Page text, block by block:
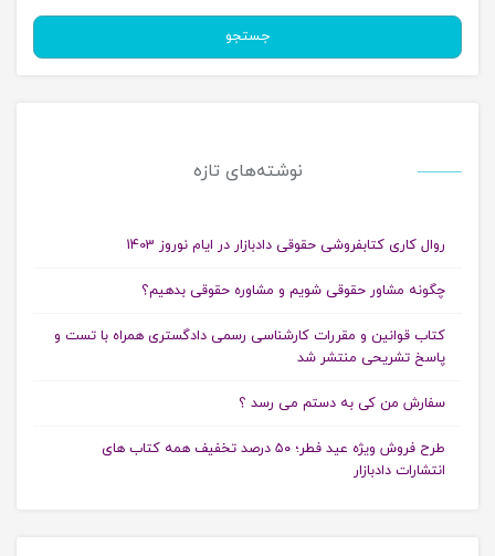
جستجو
نوشته‌های تازه
روال کاری کتابفروشی حقوقی دادبازار در ایام نوروز 1403
چگونه مشاور حقوقی شویم و مشاوره حقوقی بدهیم؟
کتاب قوانین و مقررات کارشناسی رسمی دادگستری همراه با تست و
پاسخ تشریحی منتشر شد
سفارش من کی به دستم می رسد ؟
طرح فروش ویژه عید فطر؛ ۵۰ درصد تخفیف همه کتاب های
انتشارات دادبازار